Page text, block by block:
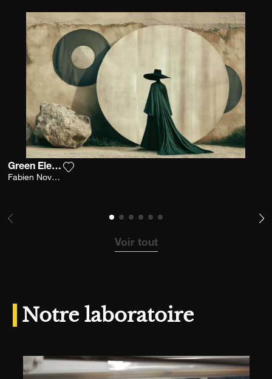
Green Elegance
Fabien Novarino
Voir tout
Notre laboratoire